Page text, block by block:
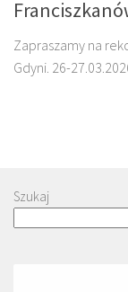
Zapraszamy na
Gdyni. 26-
Szukaj